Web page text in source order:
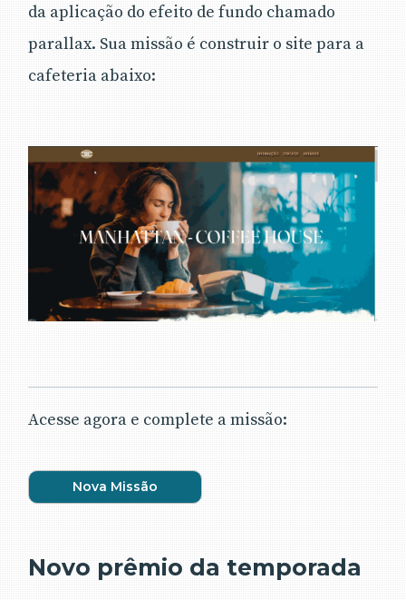
da aplicação do efeito de fundo chamado
parallax. Sua missão é construir o site para a
cafeteria abaixo:
Acesse agora e complete a missão:
Nova Missão
Novo prêmio da temporada